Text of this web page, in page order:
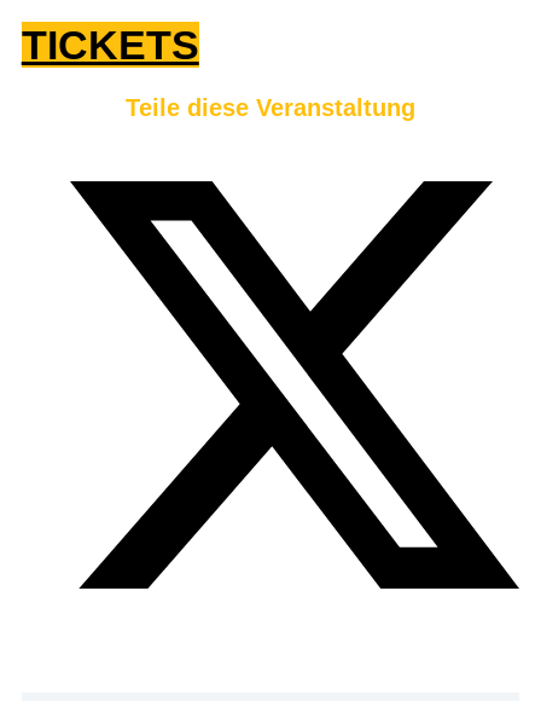
TICKETS
Teile diese Veranstaltung